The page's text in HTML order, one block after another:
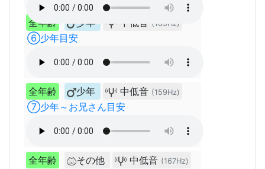
全年齢 少年 中低音 (165Hz)
⑥少年目安
全年齢 少年 中低音 (159Hz)
⑦少年～お兄さん目安
全年齢 その他 中低音 (167Hz)